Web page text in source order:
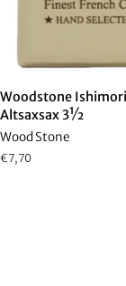
Woodstone Ishimori
Altsaxsax 3½
Wood Stone
Normaler
€7,70